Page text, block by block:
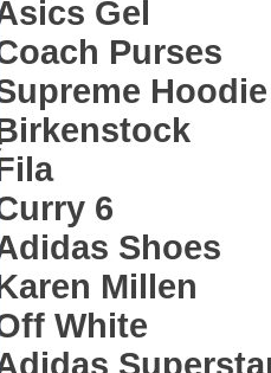
Gel
Purses
Hoodie
6
Shoes
Millen
White